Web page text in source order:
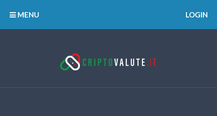
MENU LOGIN